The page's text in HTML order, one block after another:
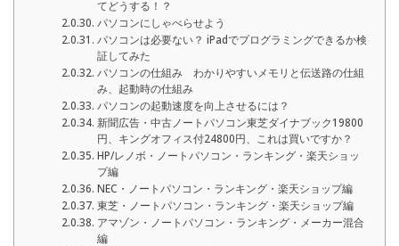
てどうする！？
パソコンにしゃべらせよう
パソコンは必要ない？ iPadでプログラミングできるか検
証してみた
パソコンの仕組み わかりやすいメモリと伝送路の仕組
み、起動時の仕組み
パソコンの起動速度を向上させるには？
新聞広告・中古ノートパソコン東芝ダイナブック19800
円、キングオフィス付24800円、これは買いですか？
HP/レノボ・ノートパソコン・ランキング・楽天ショッ
プ編
NEC・ノートパソコン・ランキング・楽天ショップ編
東芝・ノートパソコン・ランキング・楽天ショップ編
アマゾン・ノートパソコン・ランキング・メーカー混合
編